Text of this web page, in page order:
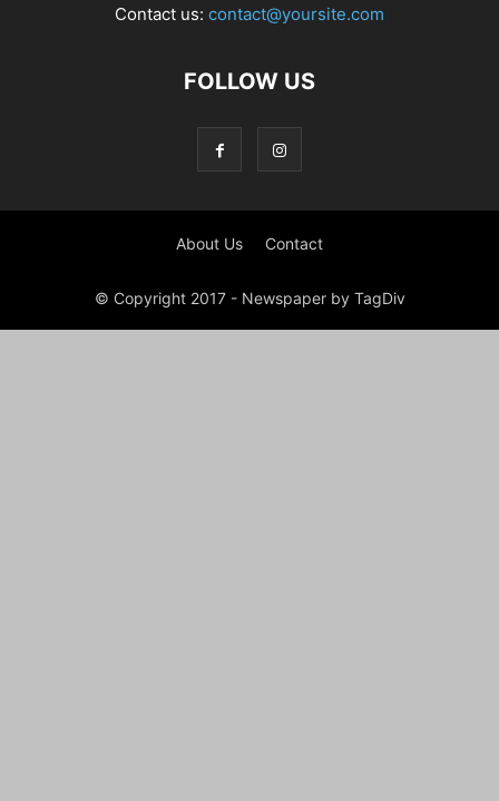
Contact us: contact@yoursite.com
FOLLOW US
About Us Contact
© Copyright 2017 - Newspaper by TagDiv